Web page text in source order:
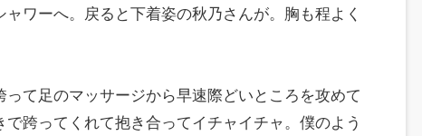
ワーへ。戻ると下着姿の秋乃さんが。胸も程よく
て足のマッサージから早速際どいところを攻めて
跨ってくれて抱き合ってイチャイチャ。僕のよう